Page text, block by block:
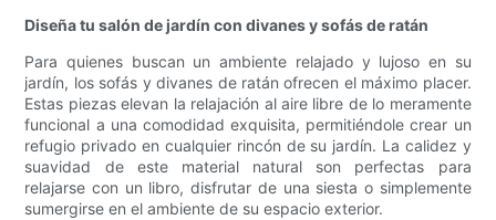
Diseña tu salón de jardín con divanes y sofás de ratán
Para quienes buscan un ambiente relajado y lujoso en su
jardín, los sofás y divanes de ratán ofrecen el máximo placer.
Estas piezas elevan la relajación al aire libre de lo meramente
funcional a una comodidad exquisita, permitiéndole crear un
refugio privado en cualquier rincón de su jardín. La calidez y
suavidad de este material natural son perfectas para
relajarse con un libro, disfrutar de una siesta o simplemente
sumergirse en el ambiente de su espacio exterior.